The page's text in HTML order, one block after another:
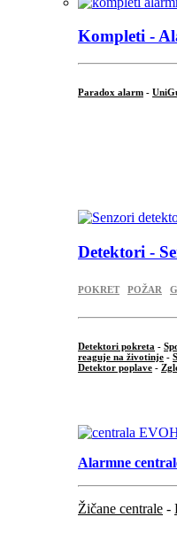
Kompleti -
Paradox alarm -
Detektori -
POKRET POŽAR
Detektori pokreta -
reaguje na životinje -
Detektor poplave -
Alarmne
Žičane centrale -